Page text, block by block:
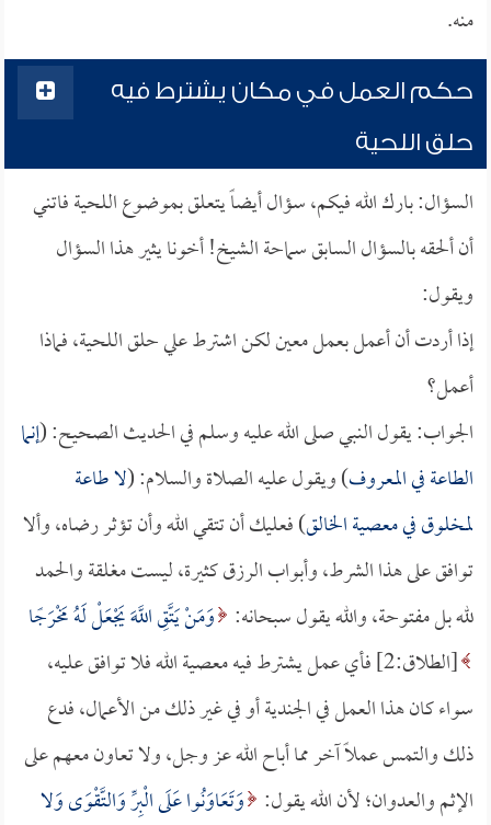
منه.
حكم العمل في مكان يشترط فيه
حلق اللحية
السؤال: بارك الله فيكم، سؤال أيضاً يتعلق بموضوع اللحية فاتني
أن ألحقه بالسؤال السابق سماحة الشيخ! أخونا يثير هذا السؤال
ويقول:
إذا أردت أن أعمل بعمل معين لكن اشترط علي حلق اللحية، فماذا
أعمل؟
الجواب: يقول النبي صلى الله عليه وسلم في الحديث الصحيح: (إنما
الطاعة في المعروف) ويقول عليه الصلاة والسلام: (لا طاعة
لمخلوق في معصية الخالق) فعليك أن تتقي الله وأن تؤثر رضاه، وألا
توافق على هذا الشرط، وأبواب الرزق كثيرة، ليست مغلقة والحمد
لله بل مفتوحة، والله يقول سبحانه: وَمَنْ يَتَّقِ اللَّهَ يَجْعَلْ لَهُ مَخْرَجًا
[الطلاق:2] فأي عمل يشترط فيه معصية الله فلا توافق عليه،
سواء كان هذا العمل في الجندية أو في غير ذلك من الأعمال، فدع
ذلك والتمس عملاً آخر مما أباح الله عز وجل، ولا تعاون معهم على
الإثم والعدوان؛ لأن الله يقول: وَتَعَاوَنُوا عَلَى الْبِرِّ وَالتَّقْوَى وَلا